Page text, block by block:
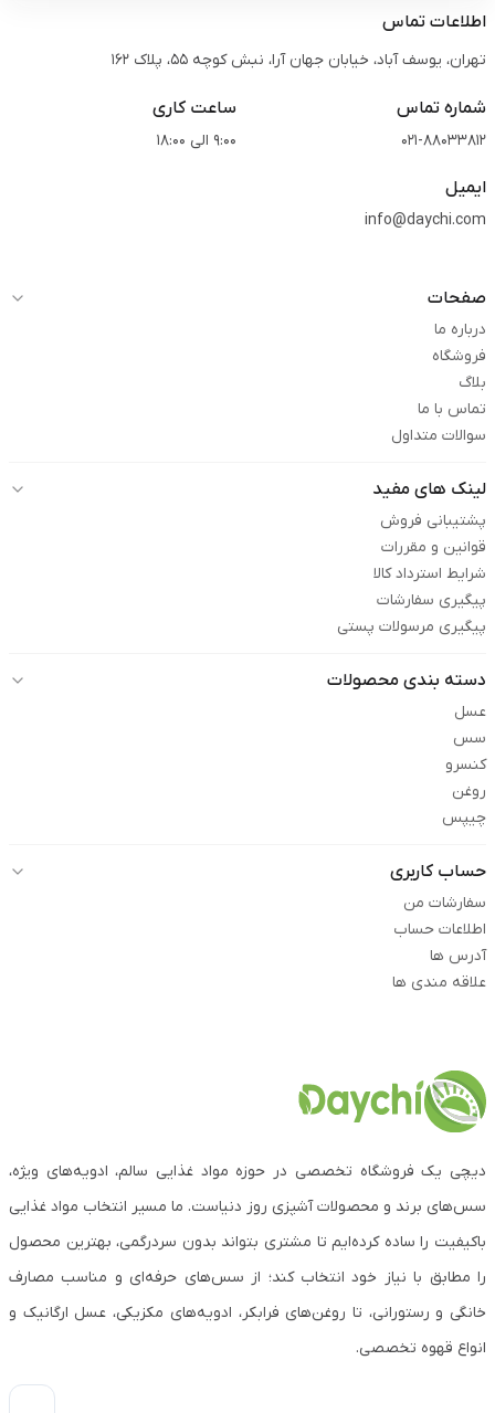
اطلاعات تماس
تهران، یوسف آباد، خیابان جهان آرا، نبش کوچه 55، پلاک 162
شماره تماس
021-88033812
ساعت کاری
9:00 الی 18:00
ایمیل
info@daychi.com
صفحات
درباره ما
فروشگاه
بلاگ
تماس با ما
سوالات متداول
لینک های مفید
پشتیبانی فروش
قوانین و مقررات
شرایط استرداد کالا
پیگیری سفارشات
پیگیری مرسولات پستی
دسته بندی محصولات
عسل
سس
کنسرو
روغن
چیپس
حساب کاربری
سفارشات من
اطلاعات حساب
آدرس ها
علاقه مندی ها
دیچی یک فروشگاه تخصصی در حوزه مواد غذایی سالم، ادویه‌های ویژه،
سس‌های برند و محصولات آشپزی روز دنیاست. ما مسیر انتخاب مواد غذایی
باکیفیت را ساده کرده‌ایم تا مشتری بتواند بدون سردرگمی، بهترین محصول
را مطابق با نیاز خود انتخاب کند؛ از سس‌های حرفه‌ای و مناسب مصارف
خانگی و رستورانی، تا روغن‌های فرابکر، ادویه‌های مکزیکی، عسل ارگانیک و
انواع قهوه تخصصی.